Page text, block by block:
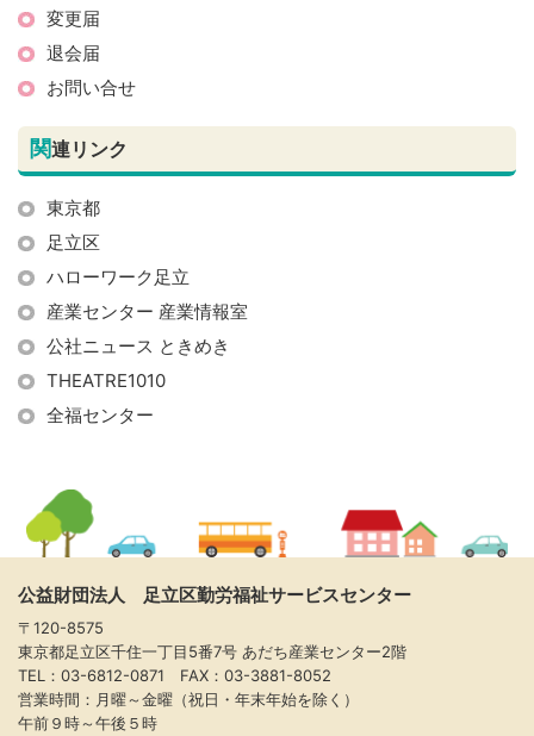
変更届
退会届
お問い合せ
関連リンク
東京都
足立区
ハローワーク足立
産業センター 産業情報室
公社ニュース ときめき
THEATRE1010
全福センター
公益財団法人 足立区勤労福祉サービスセンター
〒120-8575
東京都足立区千住一丁目5番7号 あだち産業センター2階
TEL：03-6812-0871 FAX：03-3881-8052
営業時間：月曜～金曜（祝日・年末年始を除く）
午前９時～午後５時